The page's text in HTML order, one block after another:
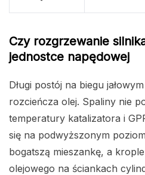
Czy rozgrzewanie
jednostce napędowej
Długi postój na biegu
rozcieńcza olej. Spaliny nie
temperatury katalizatora i
się na podwyższonym
bogatszą mieszankę, a
olejowego na ściankach